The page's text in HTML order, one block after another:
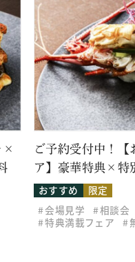
×
ご予約受付中！【
ア】豪華特典×特
おすすめ
限定
会場見学
相談会
特典満載フェア